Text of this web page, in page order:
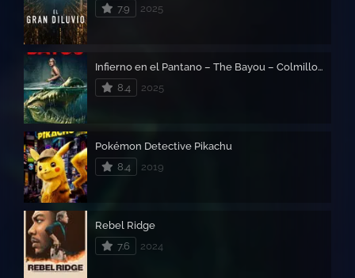
7.9
2025
Infierno en el Pantano – The Bayou – Colmillos del Bayou
8.4
2025
Pokémon Detective Pikachu
8.4
2019
Rebel Ridge
7.6
2024